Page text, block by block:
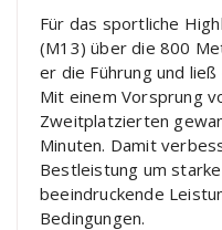
Für das sportliche
(M13) über die 800
er die Führung und
Mit einem Vorsprung
Zweitplatzierten
Minuten. Damit
Bestleistung um
beeindruckende
Bedingungen.